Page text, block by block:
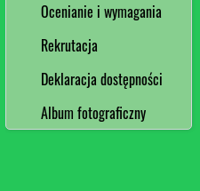
Ocenianie i wymagania
Rekrutacja
Deklaracja dostępności
Album fotograficzny